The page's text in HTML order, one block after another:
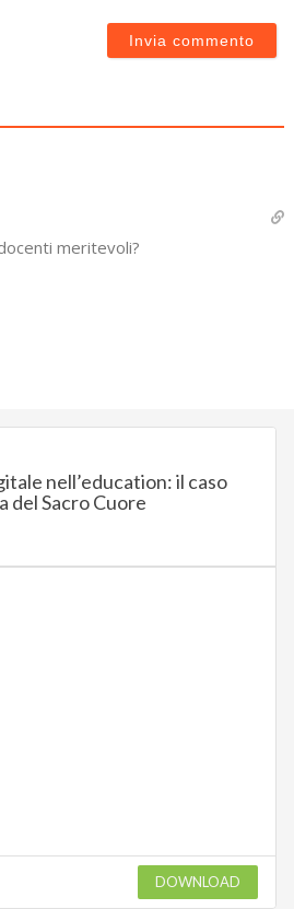
meritevoli?
nell’education: il caso
del Sacro Cuore
DOWNLOAD